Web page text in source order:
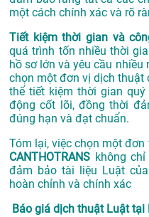
một cách chính xác và rõ
Tiết kiệm thời gian và
quá trình tốn nhiều thời
hồ sơ lớn và yêu cầu
chọn một đơn vị dịch thuật
thể tiết kiệm thời gian
động cốt lõi, đồng thời
đúng hạn và đạt chuẩn.
Tóm lại, việc chọn một
CANTHOTRANS không
đảm bảo tài liệu Luật
hoàn chỉnh và chính xác
Báo giá dịch thuật Luật tại